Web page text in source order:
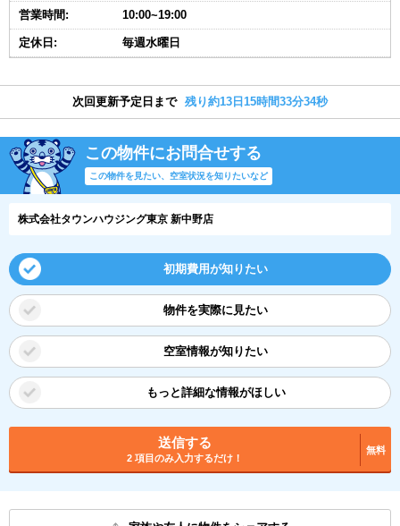
営業時間: 10:00~19:00
定休日: 毎週水曜日
次回更新予定日まで 残り約13日15時間33分34秒
この物件にお問合せする
この物件を見たい、空室状況を知りたいなど
株式会社タウンハウジング東京 新中野店
初期費用が知りたい
物件を実際に見たい
空室情報が知りたい
もっと詳細な情報がほしい
送信する
2 項目のみ入力するだけ！
無料